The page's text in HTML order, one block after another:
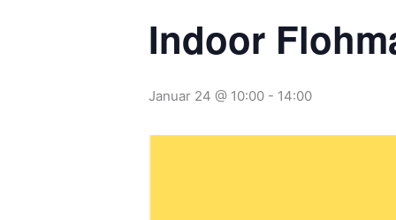
Indoor
Januar 24 @ 10:00 - 14:00